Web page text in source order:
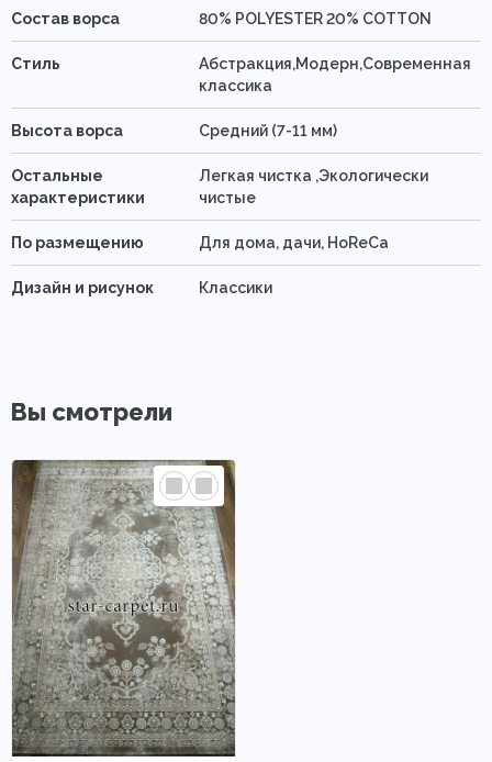
Состав ворса 80% POLYESTER 20% COTTON
Стиль
Абстракция,Модерн,Современная
классика
Высота ворса Средний (7-11 мм)
Остальные
характеристики
Легкая чистка ,Экологически
чистые
По размещению Для дома, дачи, HoReCa
Дизайн и рисунок Классики
Вы смотрели